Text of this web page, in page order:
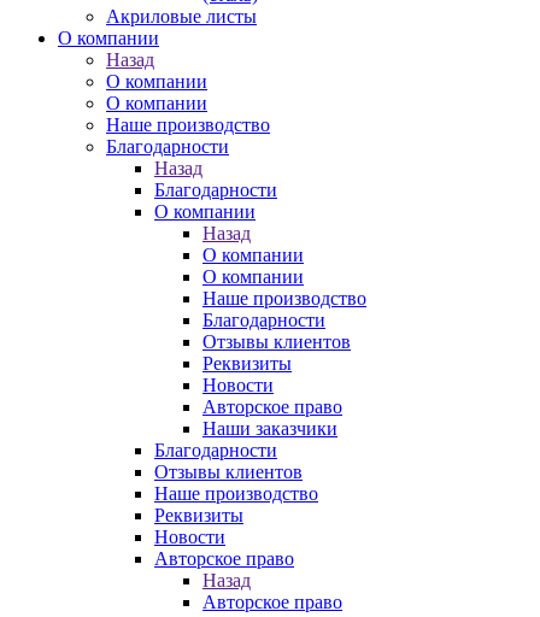
Акриловые листы
О компании
Назад
О компании
О компании
Наше производство
Благодарности
Назад
Благодарности
О компании
Назад
О компании
О компании
Наше производство
Благодарности
Отзывы клиентов
Реквизиты
Новости
Авторское право
Наши заказчики
Благодарности
Отзывы клиентов
Наше производство
Реквизиты
Новости
Авторское право
Назад
Авторское право